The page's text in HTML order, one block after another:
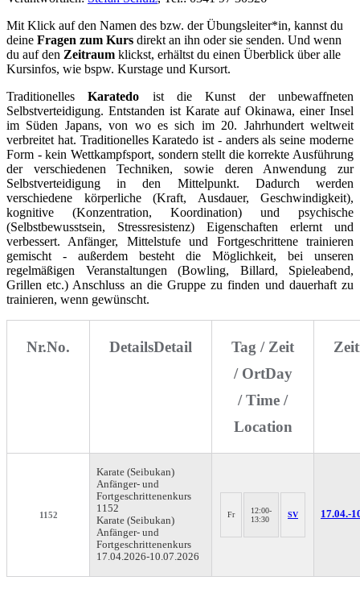
Mit Klick auf den Namen des bzw. der Übungsleiter*in, kannst du
deine Fragen zum Kurs direkt an ihn oder sie senden. Und wenn
du auf den Zeitraum klickst, erhältst du einen Überblick über alle
Kursinfos, wie bspw. Kurstage und Kursort.
TraditionellesKaratedo ist die Kunst der unbewaffneten
Selbstverteidigung. Entstanden ist Karate auf Okinawa, einer Insel
im Süden Japans, von wo es sich im 20. Jahrhundert weltweit
verbreitet hat. Traditionelles Karatedo ist - anders als seine moderne
Form - kein Wettkampfsport, sondern stellt die korrekte Ausführung
der verschiedenen Techniken, sowie deren Anwendung zur
Selbstverteidigung in den Mittelpunkt. Dadurch werden
verschiedene körperliche (Kraft, Ausdauer, Geschwindigkeit),
kognitive (Konzentration, Koordination) und psychische
(Selbstbewusstsein, Stressresistenz) Eigenschaften erlernt und
verbessert. Anfänger, Mittelstufe und Fortgeschrittene trainieren
gemischt - außerdem besteht die Möglichkeit, bei unseren
regelmäßigen Veranstaltungen (Bowling, Billard, Spieleabend,
Grillen etc.) Anschluss an die Gruppe zu finden und dauerhaft zu
trainieren, wenn gewünscht.
Nr.No. DetailsDetail
Tag / Zeit
/ OrtDay
/ Time /
Location
1152
Karate (Seibukan)
Anfänger- und
Fortgeschrittenenkurs
1152
Karate (Seibukan)
Anfänger- und
Fortgeschrittenenkurs
17.04.2026-10.07.2026
Fr
12:00-
13:30
SV 17.04.-